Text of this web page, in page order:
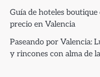
Guía de hoteles
precio en Valencia
Paseando por Valencia:
y rincones con alma de